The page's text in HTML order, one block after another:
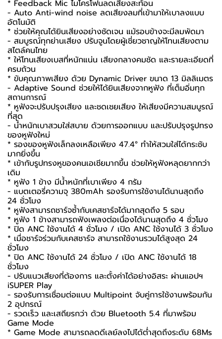
* Feedback Mic ไมโครโฟนลดเสียงสะท้อน
- Auto Anti-wind noise ลดเสียงลมที่เข้ามาให้เบาลงแบบ
อัตโนมัติ
* ช่วยให้คุณได้ยินเสียงอย่างชัดเจน แม้รอบข้างจะมีลมพัดมา
- สมบูรณ์ทุกย่านเสียง ปรับจูนโดยผู้เชี่ยวชาญให้โทนเสียงตาม
สไตล์คนไทย
* ให้โทนเสียงเบสที่หนักแน่น เสียงกลางคมชัด และรายละเอียดที่
ครบถ้วน
* ขับคุณภาพเสียง ด้วย Dynamic Driver ขนาด 13 มิลลิเมตร
- Adaptive Sound ช่วยให้ได้ยินเสียงจากหูฟัง ที่เต็มอิ่มทุก
สถานการณ์
* หูฟังจะปรับปรุงเสียง และชดเชยเสียง ให้เสียงมีความสมบูรณ์
ที่สุด
- น้ำหนักเบาสวมใส่สบาย ด้วยการออกแบบ และปรับปรุงรูปทรง
ของหูฟังใหม่
* รองของหูฟังเล็กลงเหลือเพียง 47.4° ทำให้สวมใส่ได้กระชับ
มากยิ่งขึ้น
* เข้ากับรูปทรงหูของคนเอเชียมากขึ้น ช่วยให้หูฟังหลุดยากกว่า
เดิม
* หูฟัง 1 ข้าง มีน้ำหนักที่เบาเพียง 4 กรัม
- แบตเตอรี่ความจุ 380mAh รองรับการใช้งานได้นานสุดถึง
24 ชั่วโมง
* หูฟังสามารถชาร์จซ้ำกับเคสชาร์จได้มากสุดถึง 5 รอบ
* หูฟัง 1 ข้างสามารถฟังเพลงต่อเนื่องได้นานสุดถึง 4 ชั่วโมง
* ปิด ANC ใช้งานได้ 4 ชั่วโมง / เปิด ANC ใช้งานได้ 3 ชั่วโมง
* เมื่อชาร์จร่วมกับเคสชาร์จ สามารถใช้งานรวมได้สูงสุด 24
ชั่วโมง
* ปิด ANC ใช้งานได้ 24 ชั่วโมง / เปิด ANC ใช้งานได้ 18
ชั่วโมง
- ปรับแนวเสียงที่ต้องการ และตั้งค่าได้อย่างอิสระ ผ่านแอปฯ
iSUPER Play
- รองรับการเชื่อมต่อแบบ Multipoint จับคู่การใช้งานพร้อมกัน
2 อุปกรณ์
- รวดเร็ว และเสถียรกว่า ด้วย Bluetooth 5.4 ที่มาพร้อม
Game Mode
* Game Mode สามารถลดดีเลย์ลงไปได้ต่ำสุดถึงระดับ 68Ms